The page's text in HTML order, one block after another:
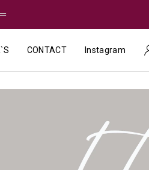
CONTACT Instagram